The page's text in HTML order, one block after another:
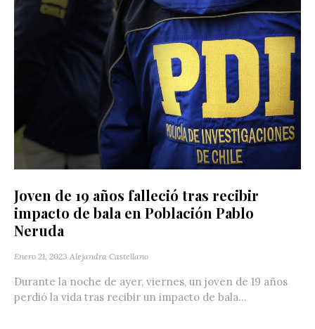
Joven de 19 años falleció tras recibir
impacto de bala en Población Pablo
Neruda
Enero 21, 2023 Alejandra Castellano
Durante la noche de ayer, viernes, un joven de 19 años
perdió la vida tras recibir un impacto de bala...